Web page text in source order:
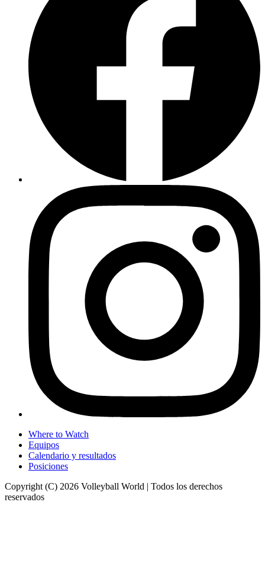
Where to Watch
Equipos
Calendario y resultados
Posiciones
Copyright (C) 2026 Volleyball World | Todos los derechos
reservados